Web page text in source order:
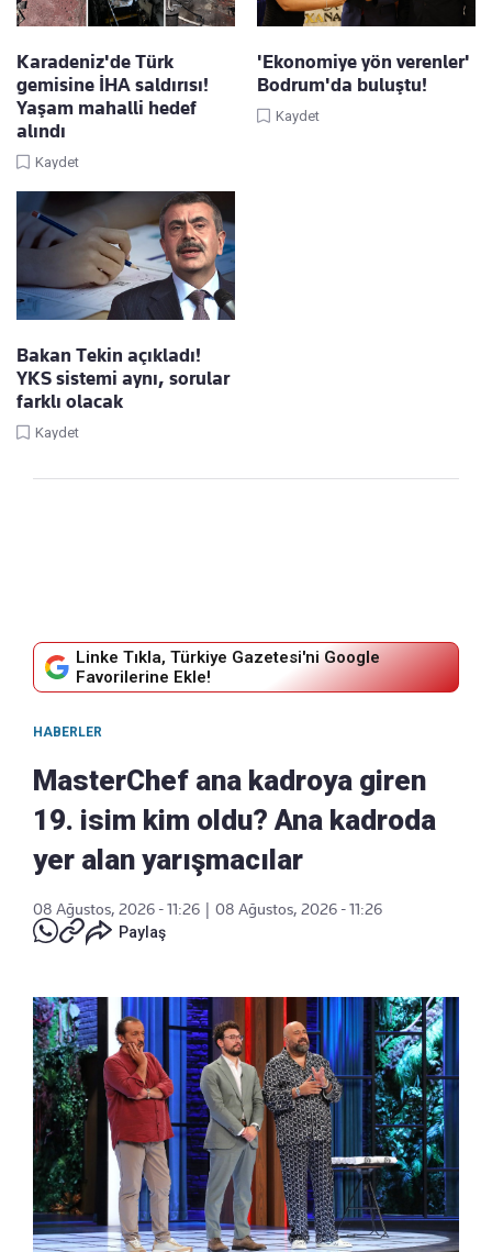
Karadeniz'de Türk
gemisine İHA saldırısı!
Yaşam mahalli hedef
alındı
Kaydet
'Ekonomiye yön verenler'
Bodrum'da buluştu!
Kaydet
Bakan Tekin açıkladı!
YKS sistemi aynı, sorular
farklı olacak
Kaydet
Linke Tıkla, Türkiye Gazetesi'ni Google
Favorilerine Ekle!
HABERLER
MasterChef ana kadroya giren
19. isim kim oldu? Ana kadroda
yer alan yarışmacılar
08 Ağustos, 2026 - 11:26
08 Ağustos, 2026 - 11:26
Paylaş